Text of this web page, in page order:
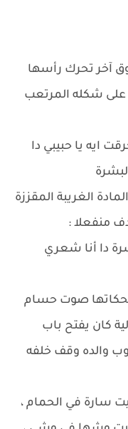
آخر تحرك رأسها
على شكله المرتعب
ايه يا حبيبي دا
الغريبة المقززة
منفعلا :
دا أنا شعري
صوت حسام
كان يفتح باب
والده وقف خلفه
سارة في الحمام ،